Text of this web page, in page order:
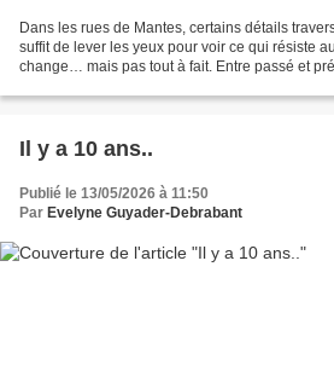
Dans les rues de Mantes, certains détails
suffit de lever les yeux pour voir ce qui résiste
change… mais pas tout à fait. Entre passé et
Il y a 10 ans..
Publié le 13/05/2026 à 11:50
Par Evelyne Guyader-Debrabant